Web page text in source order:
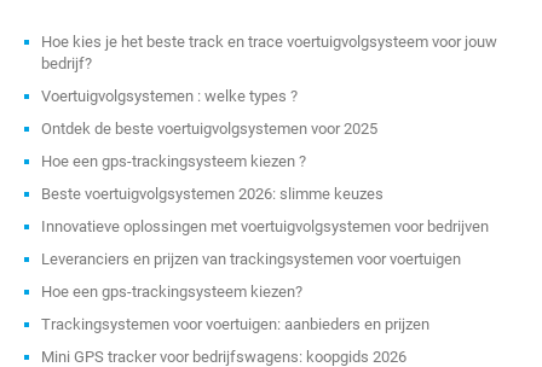
Hoe kies je het beste track en trace voertuigvolgsysteem voor jouw
bedrijf?
Voertuigvolgsystemen : welke types ?
Ontdek de beste voertuigvolgsystemen voor 2025
Hoe een gps-trackingsysteem kiezen ?
Beste voertuigvolgsystemen 2026: slimme keuzes
Innovatieve oplossingen met voertuigvolgsystemen voor bedrijven
Leveranciers en prijzen van trackingsystemen voor voertuigen
Hoe een gps-trackingsysteem kiezen?
Trackingsystemen voor voertuigen: aanbieders en prijzen
Mini GPS tracker voor bedrijfswagens: koopgids 2026